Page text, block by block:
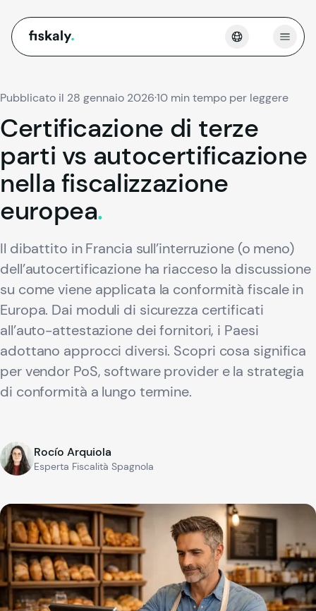
fiskaly. Apri
Pubblicato il 28 gennaio 2026·10 min tempo per leggere
Certificazione di terze
parti vs autocertificazione
nella fiscalizzazione
europea.
Il dibattito in Francia sull’interruzione (o meno)
dell’autocertificazione ha riacceso la discussione
su come viene applicata la conformità fiscale in
Europa. Dai moduli di sicurezza certificati
all’auto-attestazione dei fornitori, i Paesi
adottano approcci diversi. Scopri cosa significa
per vendor PoS, software provider e la strategia
di conformità a lungo termine.
Rocío Arquiola
Esperta Fiscalità Spagnola